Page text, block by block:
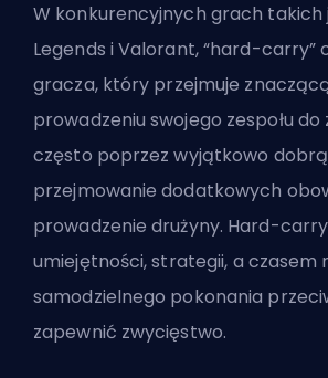
W konkurencyjnych grach takich
Legends i Valorant, “hard-carry”
gracza, który przejmuje
prowadzeniu swojego zespołu
często poprzez wyjątkowo
przejmowanie dodatkowych
prowadzenie drużyny. Hard-
umiejętności, strategii, a czasem
samodzielnego pokonania
zapewnić zwycięstwo.